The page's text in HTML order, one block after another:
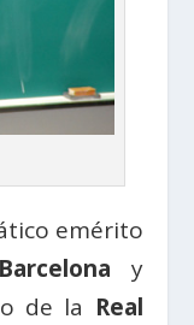
emérito
y
de la Real